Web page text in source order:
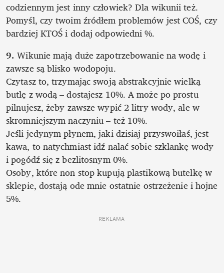
codziennym jest inny człowiek? Dla wikunii też.
Pomyśl, czy twoim źródłem problemów jest COŚ, czy
bardziej KTOŚ i dodaj odpowiedni %.
9. Wikunie mają duże zapotrzebowanie na wodę i
zawsze są blisko wodopoju.
Czytasz to, trzymając swoją abstrakcyjnie wielką
butlę z wodą – dostajesz 10%. A może po prostu
pilnujesz, żeby zawsze wypić 2 litry wody, ale w
skromniejszym naczyniu – też 10%.
Jeśli jedynym płynem, jaki dzisiaj przyswoiłaś, jest
kawa, to natychmiast idź nalać sobie szklankę wody
i pogódź się z bezlitosnym 0%.
Osoby, które non stop kupują plastikową butelkę w
sklepie, dostają ode mnie ostatnie ostrzeżenie i hojne
5%.
REKLAMA